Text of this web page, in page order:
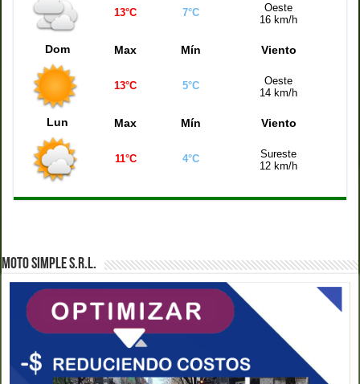
13°C 7°C
Oeste
16 km/h
Dom Max Mín Viento
13°C 5°C
Oeste
14 km/h
Lun Max Mín Viento
11°C 4°C
Sureste
12 km/h
MOTO SIMPLE S.R.L.